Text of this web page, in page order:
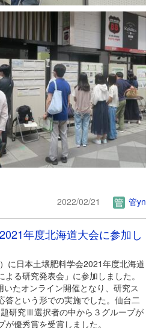
2022/02/21 管yn
年度北海道大会に参加し
に日本土壌肥料学会2021年度北海道
る研究発表会」に参加しました。
いたオンライン開催となり、研究ス
答という形での実施でした。仙台二
研究Ⅲ選択者の中から３グループが
優秀賞を受賞しました。